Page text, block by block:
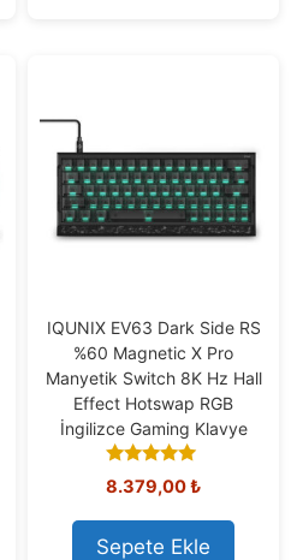
IQUNIX EV63 Dark Side RS
%60 Magnetic X Pro
Manyetik Switch 8K Hz Hall
Effect Hotswap RGB
İngilizce Gaming Klavye
5.00
out of 5
8.379,00₺
Sepete Ekle